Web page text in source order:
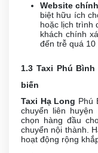
Website
biệt hữu ích
hoặc lịch trình
khách chính
đến trễ quá 10
1.3 Taxi Phú
biến
Taxi Hạ Long Phú
chuyển liên
chọn hàng đầu
chuyển nội thành.
hoạt động rộng